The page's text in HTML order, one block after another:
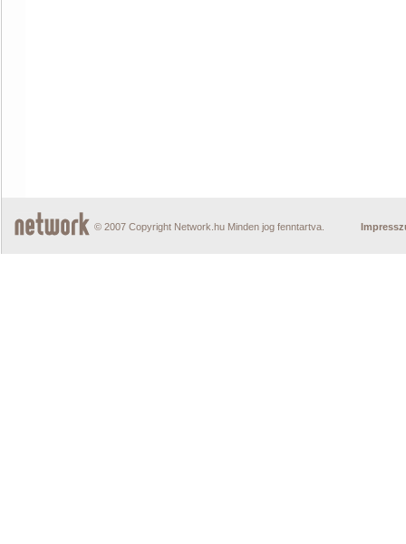
© 2007 Copyright Network.hu Minden jog fenntartva.